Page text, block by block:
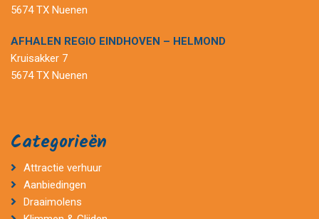
5674 TX Nuenen
AFHALEN REGIO EINDHOVEN – HELMOND
Kruisakker 7
5674 TX Nuenen
Categorieën
Attractie verhuur
Aanbiedingen
Draaimolens